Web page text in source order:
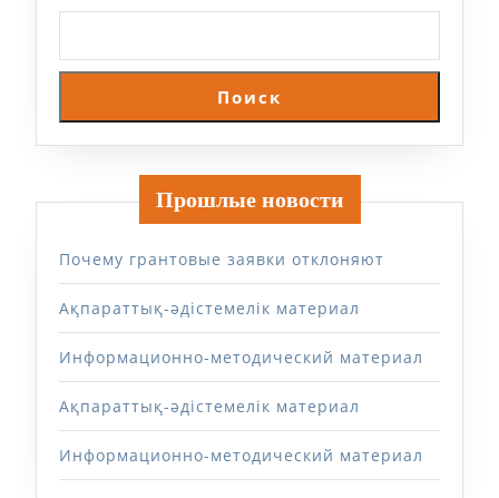
Поиск
Прошлые новости
Почему грантовые заявки отклоняют
Ақпараттық-әдістемелік материал
Информационно-методический материал
Ақпараттық-әдістемелік материал
Информационно-методический материал